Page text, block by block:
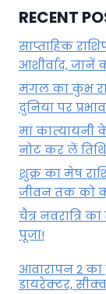
RECENT
साप्ताहिक
आशीर्वाद, जानें
मंगल का कुंभ
दुनिया पर
मां कात्‍यायनी
नोट कर लें
शुक्र का मेष
जीवन तक को
चैत्र नवरात्रि
पूजा!
आवारापन 2
डायरेक्टर,